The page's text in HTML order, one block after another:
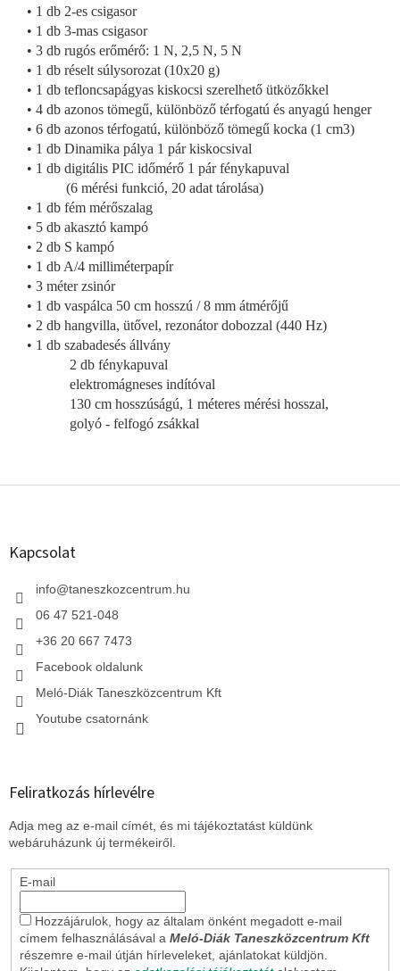
• 1 db 2-es csigasor
• 1 db 3-mas csigasor
• 3 db rugós erőmérő: 1 N, 2,5 N, 5 N
• 1 db réselt súlysorozat (10x20 g)
• 1 db tefloncsapágyas kiskocsi szerelhető ütközőkkel
• 4 db azonos tömegű, különböző térfogatú és anyagú henger
• 6 db azonos térfogatú, különböző tömegű kocka (1 cm3)
• 1 db Dinamika pálya 1 pár kiskocsival
• 1 db digitális PIC időmérő 1 pár fénykapuval
(6 mérési funkció, 20 adat tárolása)
• 1 db fém mérőszalag
• 5 db akasztó kampó
• 2 db S kampó
• 1 db A/4 milliméterpapír
• 3 méter zsinór
• 1 db vaspálca 50 cm hosszú /8 mm átmérőjű
• 2 db hangvilla, ütővel, rezonátor dobozzal (440 Hz)
• 1 db szabadesés állvány
2 db fénykapuval
elektromágneses indítóval
130 cm hosszúságú, 1 méteres mérési hosszal,
golyó - felfogó zsákkal
L
Kapcsolat
info@taneszkozcentrum.hu
06 47 521-048
+36 20 667 7473
Facebook oldalunk
Meló-Diák Taneszközcentrum Kft
Youtube csatornánk
Feliratkozás hírlevélre
Adja meg az e-mail címét, és mi tájékoztatást küldünk
webáruházunk új termékeiről.
E-mail
Hozzájárulok, hogy az általam önként megadott e-mail
címem felhasználásával a Meló-Diák Taneszközcentrum Kft
részemre e-mail útján hírleveleket, ajánlatokat küldjön.